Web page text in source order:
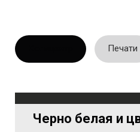
Печати
Черно белая и